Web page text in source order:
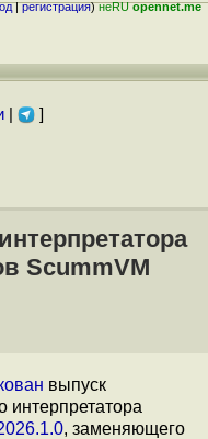
|регистрация)неRUopennet.me
| ]
ScummVM
выпуск
интерпретатора
, заменяющего